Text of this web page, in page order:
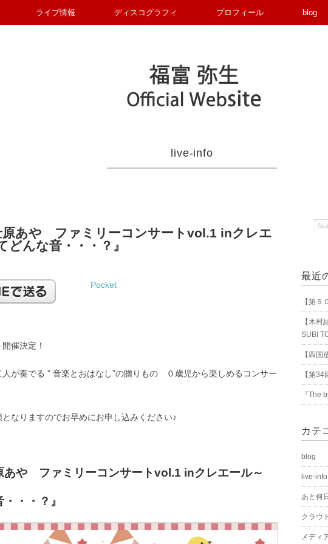
ライブ情報 ディスコグラフィ プロフィール blog
live-info
原あや ファミリーコンサートvol.1 inクレエ
どんな音・・・？』
Pocket
催決定！
が奏でる ” 音楽とおはなし”の贈りもの ０歳児から楽しめるコンサー
なりますのでお早めにお申し込みください♪
あや ファミリーコンサートvol.1 inクレエール～
・・？』
最近
【第
【木
SUBI
【四国
【第34
『The
カテ
blog
live-info
あと何
クラウ
メディ